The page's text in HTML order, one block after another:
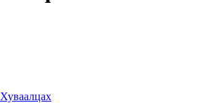
Хуваалцах